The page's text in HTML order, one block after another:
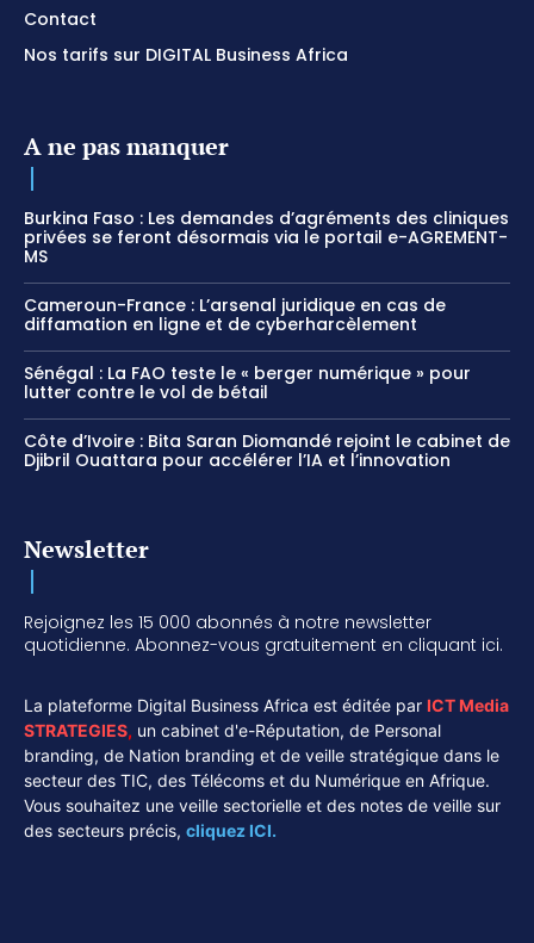
Contact
Nos tarifs sur DIGITAL Business Africa
A ne pas manquer
Burkina Faso : Les demandes d’agréments des cliniques
privées se feront désormais via le portail e-AGREMENT-
MS
Cameroun-France : L’arsenal juridique en cas de
diffamation en ligne et de cyberharcèlement
Sénégal : La FAO teste le « berger numérique » pour
lutter contre le vol de bétail
Côte d’Ivoire : Bita Saran Diomandé rejoint le cabinet de
Djibril Ouattara pour accélérer l’IA et l’innovation
Newsletter
Rejoignez les 15 000 abonnés à notre newsletter
quotidienne. Abonnez-vous gratuitement en cliquant ici.
La plateforme Digital Business Africa est éditée par ICT Media
STRATEGIES, un cabinet d'e-Réputation, de Personal
branding, de Nation branding et de veille stratégique dans le
secteur des TIC, des Télécoms et du Numérique en Afrique.
Vous souhaitez une veille sectorielle et des notes de veille sur
des secteurs précis, cliquez ICI.